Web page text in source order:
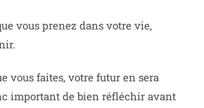
vous prenez dans votre vie,
vous faites, votre futur en sera
important de bien réfléchir avant